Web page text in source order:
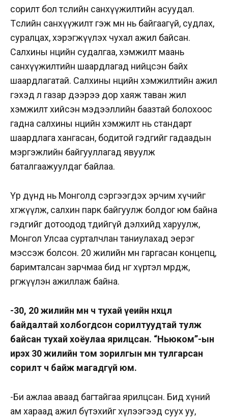
сорилт бол төслийн санхүүжилтийн асуудал.
Төслийн санхүүжилт гэж өмнө нь байгаагүй, судлах,
суралцах, хэрэгжүүлэх чухал ажил байсан.
Салхины нөөцийн судалгаа, хэмжилт маань
санхүүжилтийн шаардлагад нийцсэн байх
шаардлагатай. Салхины нөөцийн хэмжилтийн ажил
гэхэд л газар дээрээ дор хаяж таван жил
хэмжилт хийсэн мэдээллийн баазтай болохоос
гадна салхины нөөцийн хэмжилт нь стандарт
шаардлага хангасан, бодитой гэдгийг гадаадын
мэргэжлийн байгууллагад явуулж
баталгаажуулдаг байлаа.
Үр дүнд нь Монголд сэргээгдэх эрчим хүчийг
хөгжүүлж, салхин парк байгуулж болдог юм байна
гэдгийг дотоодод төдийгүй дэлхийд харуулж,
Монгол Улсаа сурталчлан таниулахад эерэг
мэссэж болсон. 20 жилийн өмнө гаргасан концепц,
баримталсан зарчмаа бид өнөөг хүртэл мөрдөж,
өргөжүүлэн ажиллаж байна.
-30, 20 жилийн өмнө ч тухай үеийн нөхцөл
байдалтай холбогдсон сорилтуудтай тулж
байсан тухай хоёулаа ярилцсан. “Ньюком”-ын
ирэх 30 жилийн том зорилгын өмнө тулгарсан
сорилт ч байж магадгүй юм.
-Би ажлаа аваад багтайгаа ярилцсан. Бид хүний
ам хараад ажил бүтэхийг хүлээгээд суух уу,